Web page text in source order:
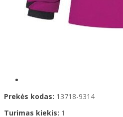
Prekės kodas: 13718-9314
Turimas kiekis: 1